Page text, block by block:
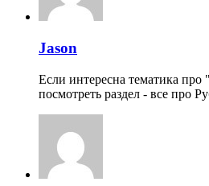
Jason
Если интересна тематика
посмотреть раздел - все про